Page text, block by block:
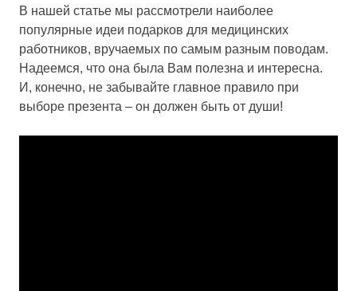
В нашей статье мы рассмотрели наиболее
популярные идеи подарков для медицинских
работников, вручаемых по самым разным поводам.
Надеемся, что она была Вам полезна и интересна.
И, конечно, не забывайте главное правило при
выборе презента – он должен быть от души!